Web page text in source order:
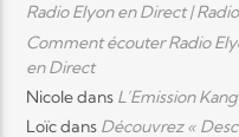
Radio Elyon en Direct |
Comment écouter Radio
en Direct
Nicoledans L’Emission
Loïcdans Découvrez «